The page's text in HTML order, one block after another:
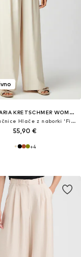
GUIDO MARIA KRETSCHMER WOMEN
Široke hlačnice Hlače z naborki 'Finja'
55,90 €
+4